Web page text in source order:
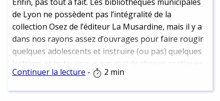
Enfin, pas tout à fait. Les bibliothèques municipales
de Lyon ne possèdent pas l’intégralité de la
collection Osez de l’éditeur La Musardine, mais il y a
dans nos rayons assez d’ouvrages pour faire rougir
quelques adolescents et instruire (ou pas) quelques
lectrices et lecteurs sur pas mal de choses pratiques
liées à l’amour.
Continuer la lecture - 2 min